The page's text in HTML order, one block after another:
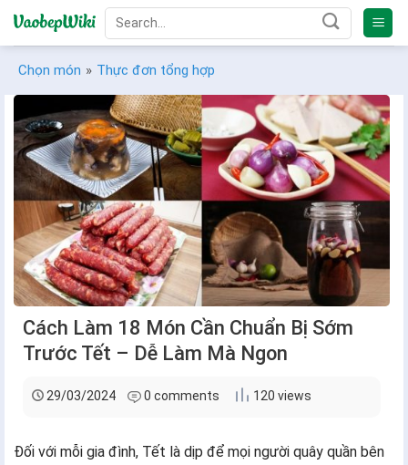
Bỏ
qua
dung
Chọn món » Thực đơn tổng hợp
Cách Làm 18 Món Cần Chuẩn Bị Sớm
Trước Tết – Dễ Làm Mà Ngon
29/03/2024 0 comments 120 views
Đối với mỗi gia đình, Tết là dịp để mọi người quây quần bên